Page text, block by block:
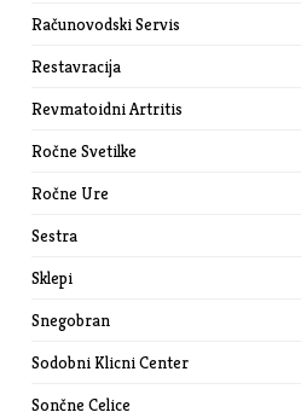
Računovodski Servis
Restavracija
Revmatoidni Artritis
Ročne Svetilke
Ročne Ure
Sestra
Sklepi
Snegobran
Sodobni Klicni Center
Sončne Celice